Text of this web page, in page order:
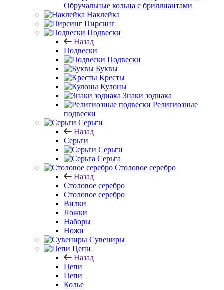
Обручальные кольца с бриллиантами
Наклейка
Пирсинг
Подвески
Назад
Подвески
Подвески
Буквы
Кресты
Кулоны
Знаки зодиака
Религиозные
подвески
Серьги
Назад
Серьги
Серьги
Серьга
Столовое серебро
Назад
Столовое серебро
Столовое серебро
Вилки
Ложки
Наборы
Ножи
Сувениры
Цепи
Назад
Цепи
Цепи
Колье